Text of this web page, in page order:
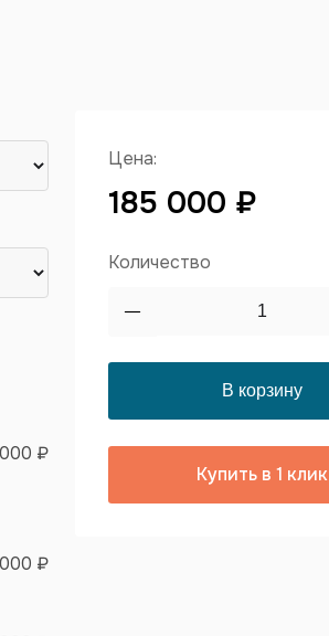
₽
₽
Цена:
185 000 ₽
Количество
Купить в 1 клик